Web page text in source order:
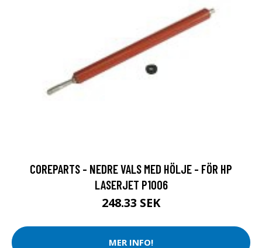
COREPARTS - NEDRE VALS MED HÖLJE - FÖR HP
LASERJET P1006
248.33 SEK
MER INFO!